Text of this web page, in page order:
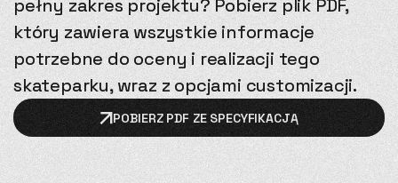
pełny zakres projektu? Pobierz plik PDF,
który zawiera wszystkie informacje
potrzebne do oceny i realizacji tego
skateparku, wraz z opcjami customizacji.
POBIERZ PDF ZE SPECYFIKACJĄ